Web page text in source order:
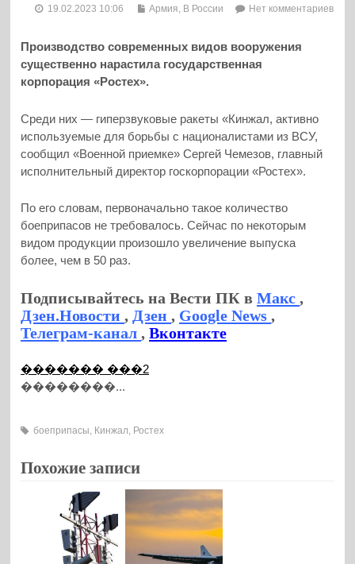
19.02.2023 10:06 Армия В России Нет комментариев
Производство современных видов вооружения
существенно нарастила государственная
корпорация «Ростех».
Среди них — гиперзвуковые ракеты «Кинжал, активно
используемые для борьбы с националистами из ВСУ,
сообщил «Военной приемке» Сергей Чемезов, главный
исполнительный директор госкорпорации «Ростех».
По его словам, первоначально такое количество
боеприпасов не требовалось. Сейчас по некоторым
видом продукции произошло увеличение выпуска
более, чем в 50 раз.
Подписывайтесь на Вести ПК вМакс,
Дзен.Новости, Дзен, Google News,
Телеграм-канал,Вконтакте
������� ���2
��������...
боеприпасы Кинжал Ростех
Похожие записи